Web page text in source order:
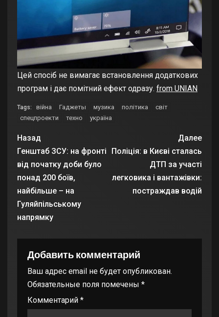
Цей спосіб не вимагає встановлення додаткових
програм і дає помітний ефект одразу. from UNIAN
Tags: війна Гаджеты музика політика
світ
спецпроекти
техно україна
Назад
Генштаб ЗСУ: на фронті
від початку доби було
понад 200 боїв,
найбільше – на
Гуляйпільському
напрямку
Далее
Поліція: в Києві сталась
ДТП за участі
легковика і вантажівки:
постраждав водій
Добавить комментарий
Ваш адрес email не будет опубликован.
Обязательные поля помечены *
Комментарий *